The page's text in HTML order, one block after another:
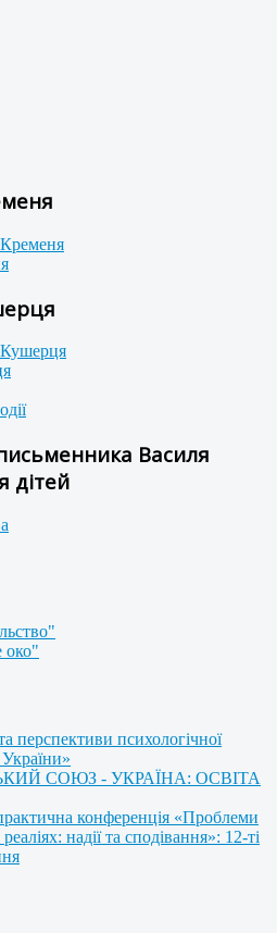
Кременя
Кушерця
Василя
дітей
око"
перспективи психологічної
України»
СОЮЗ - УКРАЇНА: ОСВІТА
конференція «Проблеми
надії та сподівання»: 12-ті